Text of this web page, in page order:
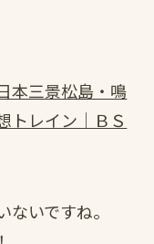
本三景松島・鳴
トレイン｜ＢＳ
いですね。